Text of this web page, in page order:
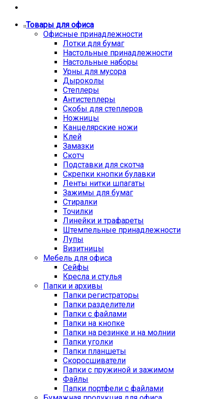
Товары для офиса
Офисные принадлежности
Лотки для бумаг
Настольные принадлежности
Настольные наборы
Урны для мусора
Дыроколы
Степлеры
Антистеплеры
Скобы для степлеров
Ножницы
Канцелярские ножи
Клей
Замазки
Скотч
Подставки для скотча
Скрепки кнопки булавки
Ленты нитки шпагаты
Зажимы для бумаг
Стиралки
Точилки
Линейки и трафареты
Штемпельные принадлежности
Лупы
Визитницы
Мебель для офиса
Сейфы
Кресла и стулья
Папки и архивы
Папки регистраторы
Папки разделители
Папки с файлами
Папки на кнопке
Папки на резинке и на молнии
Папки уголки
Папки планшеты
Скоросшиватели
Папки с пружиной и зажимом
Файлы
Папки портфели с файлами